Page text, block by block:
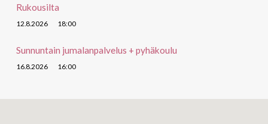
Rukousilta
12.8.2026 18:00
Sunnuntain jumalanpalvelus + pyhäkoulu
16.8.2026 16:00